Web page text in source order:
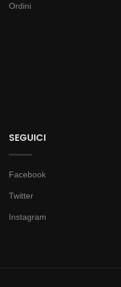
Ordini
SEGUICI
Facebook
Twitter
Instagram